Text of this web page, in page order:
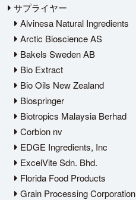
サプライヤー
Alvinesa Natural Ingredients
Arctic Bioscience AS
Bakels Sweden AB
Bio Extract
Bio Oils New Zealand
Biospringer
Biotropics Malaysia Berhad
Corbion nv
EDGE Ingredients, Inc
ExcelVite Sdn. Bhd.
Florida Food Products
Grain Processing Corporation